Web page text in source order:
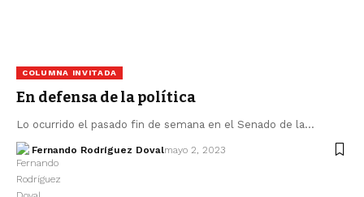
COLUMNA INVITADA
En defensa de la política
Lo ocurrido el pasado fin de semana en el Senado de la…
Fernando Rodríguez Dovalmayo 2, 2023